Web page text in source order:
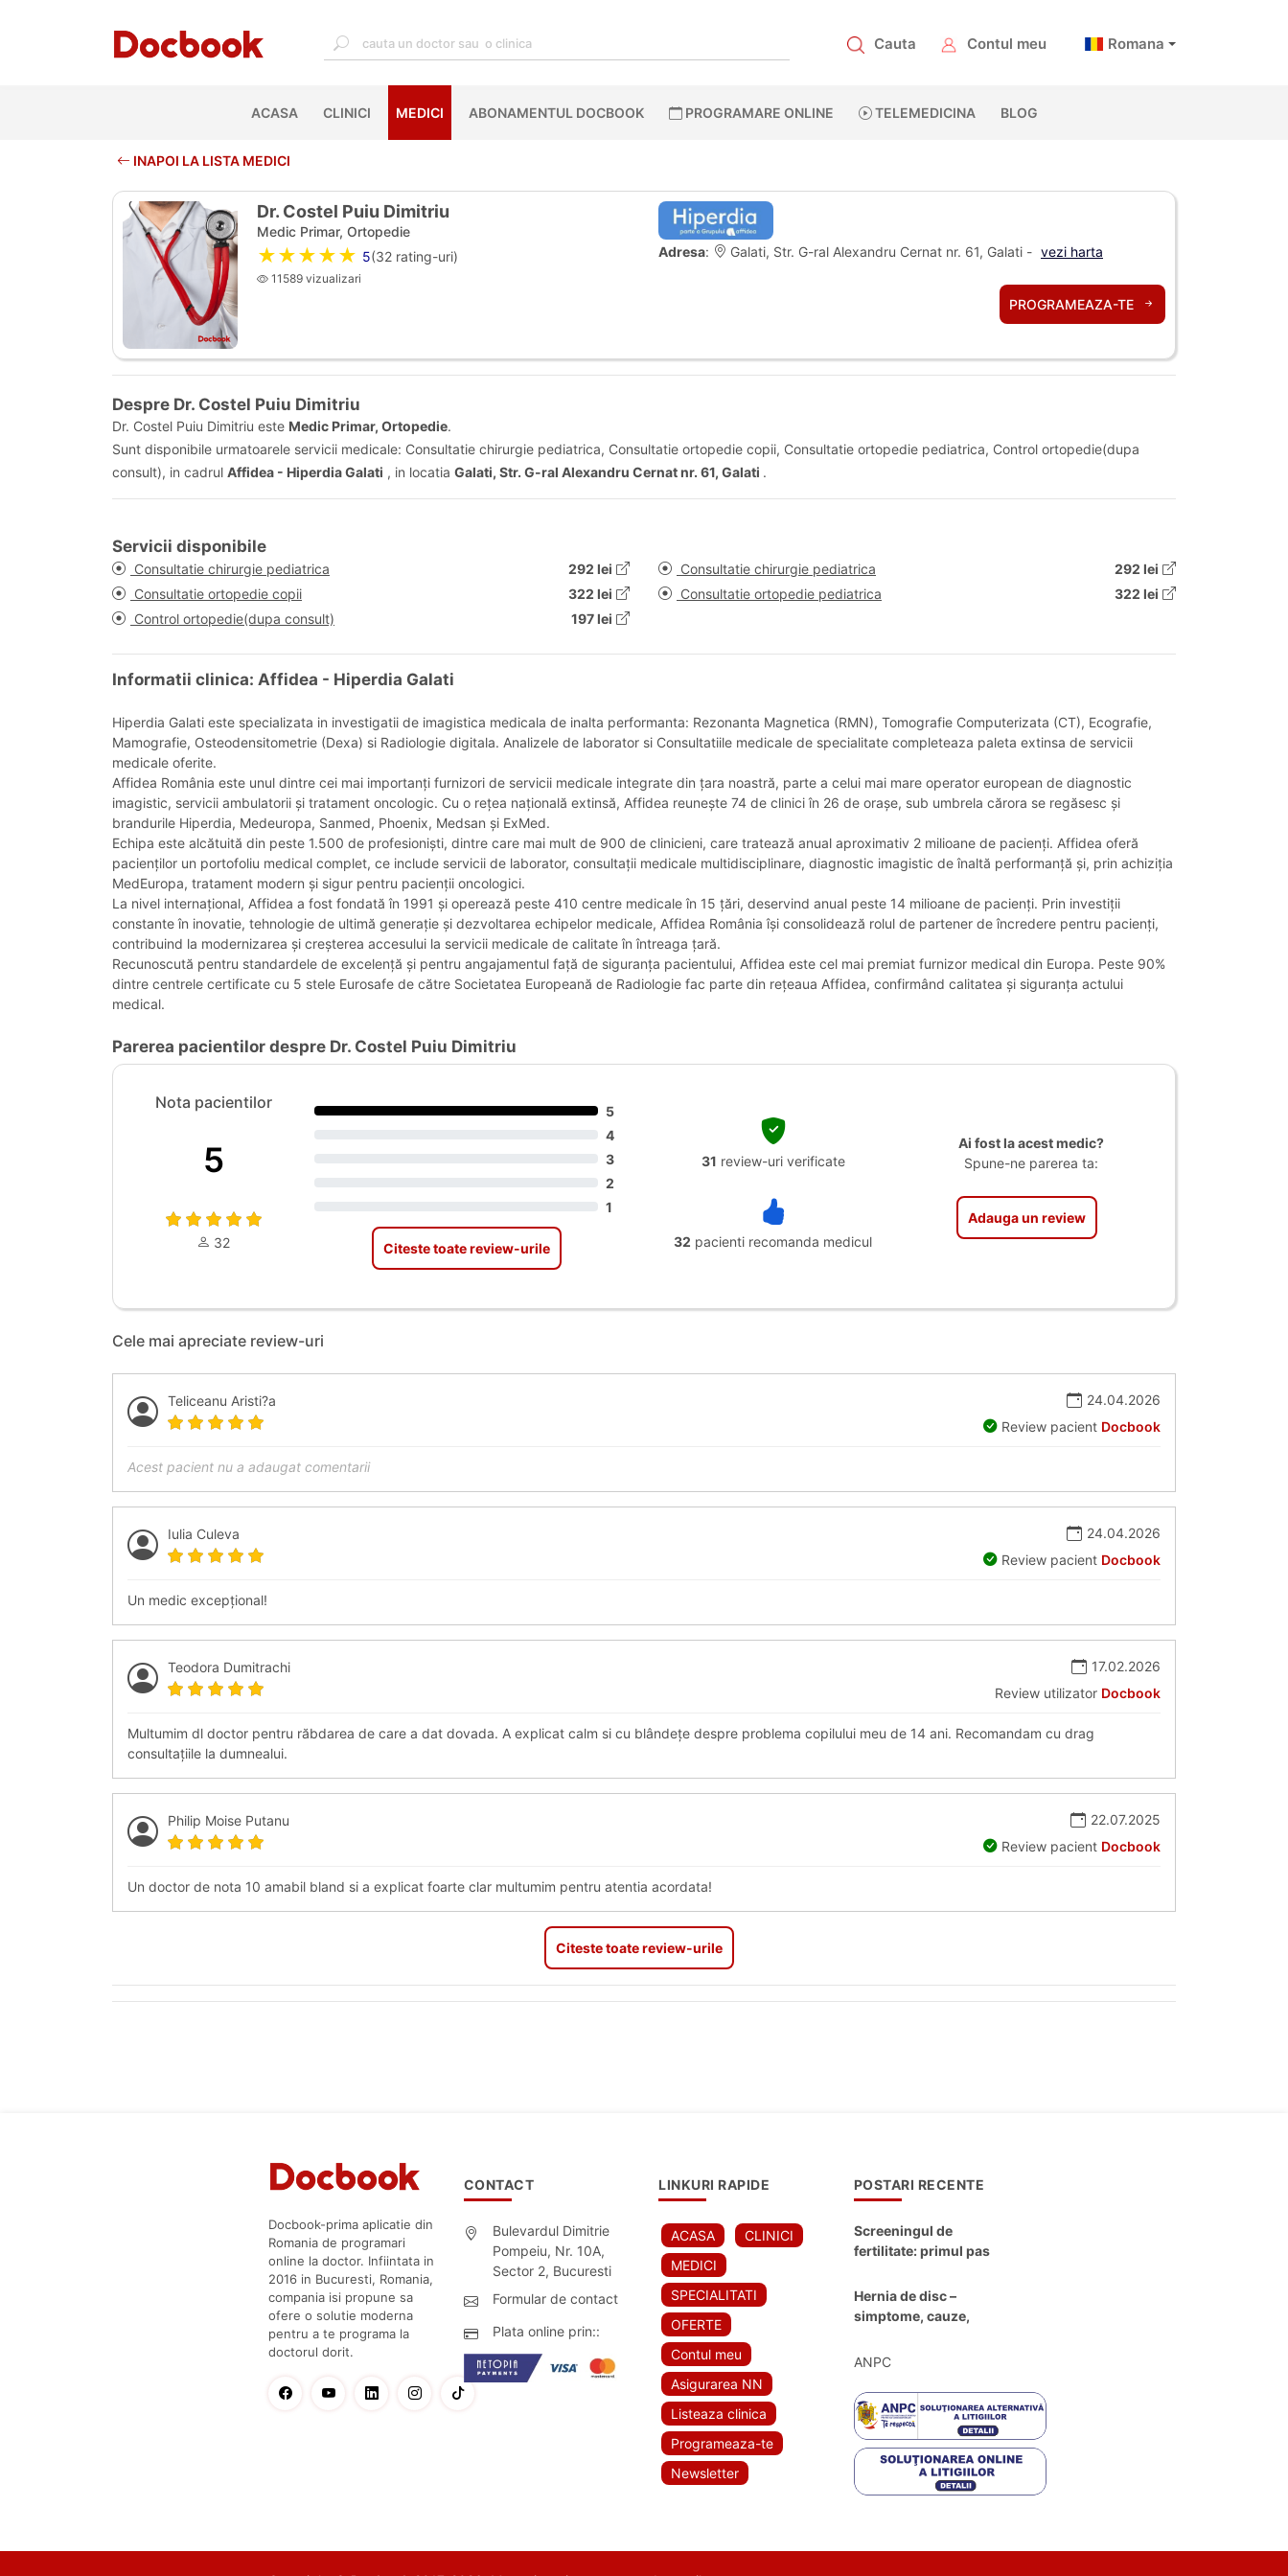
Cauta Contul meu Romana
ACASA(CURRENT)
CLINICI MEDICI ABONAMENTUL DOCBOOK PROGRAMARE ONLINE TELEMEDICINA BLOG
INAPOI LA LISTA MEDICI
Dr. Costel Puiu Dimitriu
Medic Primar, Ortopedie
★★★★★ 5(32rating-uri)
11589 vizualizari
Adresa: Galati, Str. G-ral Alexandru Cernat nr. 61, Galati - vezi harta
PROGRAMEAZA-TE
Despre Dr. Costel Puiu Dimitriu
Dr. Costel Puiu Dimitriu este Medic Primar, Ortopedie.
Sunt disponibile urmatoarele servicii medicale: Consultatie chirurgie pediatrica, Consultatie ortopedie copii, Consultatie ortopedie pediatrica, Control ortopedie(dupa
consult), in cadrul Affidea - Hiperdia Galati , in locatia Galati, Str. G-ral Alexandru Cernat nr. 61, Galati .
Servicii disponibile
Consultatie chirurgie pediatrica 292 lei Consultatie chirurgie pediatrica
292 lei
Consultatie ortopedie copii
322 lei Consultatie ortopedie pediatrica
322 lei
Control ortopedie(dupa consult)
197 lei
Informatii clinica: Affidea - Hiperdia Galati
Hiperdia Galati este specializata in investigatii de imagistica medicala de inalta performanta: Rezonanta Magnetica (RMN), Tomografie Computerizata (CT), Ecografie,
Mamografie, Osteodensitometrie (Dexa) si Radiologie digitala. Analizele de laborator si Consultatiile medicale de specialitate completeaza paleta extinsa de servicii
medicale oferite.
Affidea România este unul dintre cei mai importanți furnizori de servicii medicale integrate din țara noastră, parte a celui mai mare operator european de diagnostic
imagistic, servicii ambulatorii și tratament oncologic. Cu o rețea națională extinsă, Affidea reunește 74 de clinici în 26 de orașe, sub umbrela cărora se regăsesc și
brandurile Hiperdia, Medeuropa, Sanmed, Phoenix, Medsan și ExMed.
Echipa este alcătuită din peste 1.500 de profesioniști, dintre care mai mult de 900 de clinicieni, care tratează anual aproximativ 2 milioane de pacienți. Affidea oferă
pacienților un portofoliu medical complet, ce include servicii de laborator, consultații medicale multidisciplinare, diagnostic imagistic de înaltă performanță și, prin achiziția
MedEuropa, tratament modern și sigur pentru pacienții oncologici.
La nivel internațional, Affidea a fost fondată în 1991 și operează peste 410 centre medicale în 15 țări, deservind anual peste 14 milioane de pacienți. Prin investiții
constante în inovatie, tehnologie de ultimă generație și dezvoltarea echipelor medicale, Affidea România își consolidează rolul de partener de încredere pentru pacienți,
contribuind la modernizarea și creșterea accesului la servicii medicale de calitate în întreaga țară.
Recunoscută pentru standardele de excelență și pentru angajamentul față de siguranța pacientului, Affidea este cel mai premiat furnizor medical din Europa. Peste 90%
dintre centrele certificate cu 5 stele Eurosafe de către Societatea Europeană de Radiologie fac parte din rețeaua Affidea, confirmând calitatea și siguranța actului
medical.
Parerea pacientilor despre Dr. Costel Puiu Dimitriu
Nota pacientilor
5
32
5
4
3
2
1
Citeste toate review-urile
31 review-uri verificate
32 pacienti recomanda medicul
Ai fost la acest medic?
Spune-ne parerea ta:
Adauga un review
Cele mai apreciate review-uri
Teliceanu Aristi?a
24.04.2026
Review pacient Docbook
Acest pacient nu a adaugat comentarii
Iulia Culeva
24.04.2026
Review pacient Docbook
Un medic excepțional!
Teodora Dumitrachi
17.02.2026
Review utilizator Docbook
Multumim dl doctor pentru răbdarea de care a dat dovada. A explicat calm si cu blândețe despre problema copilului meu de 14 ani. Recomandam cu drag
consultațiile la dumnealui.
Philip Moise Putanu
22.07.2025
Review pacient Docbook
Un doctor de nota 10 amabil bland si a explicat foarte clar multumim pentru atentia acordata!
Citeste toate review-urile
Docbook-prima aplicatie din
Romania de programari
online la doctor. Infiintata in
2016 in Bucuresti, Romania,
compania isi propune sa
ofere o solutie moderna
pentru a te programa la
doctorul dorit.
CONTACT
Bulevardul Dimitrie
Pompeiu, Nr. 10A,
Sector 2, Bucuresti
Formular de contact
Plata online prin::
LINKURI RAPIDE
ACASA
CLINICI
MEDICI
SPECIALITATI
OFERTE
Contul meu
Asigurarea NN
Listeaza clinica
Programeaza-te
Newsletter
POSTARI RECENTE
Screeningul de
fertilitate: primul pas
Hernia de disc –
simptome, cauze,
moderne de
ANPC